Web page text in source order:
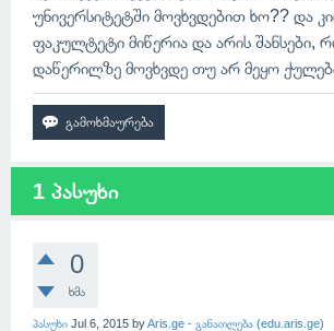
უნივერსიტეტში მოვხვდებით ხო?? და
ფაკულტეტი მიწერია და არის შანსები,
დაწერილზე მოვხვდე თუ არ მეყო
1 პასუხი
0
ხმა
პასუხი Jul 6, 2015 byAris.ge - განათლება (edu.aris.ge)